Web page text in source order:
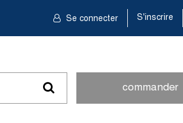
Se connecter S'inscrire
commander